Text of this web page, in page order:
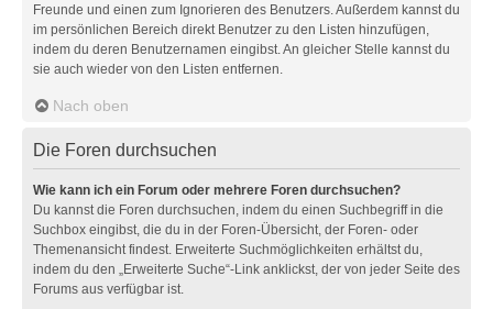
Freunde und einen zum Ignorieren des Benutzers. Außerdem kannst du
im persönlichen Bereich direkt Benutzer zu den Listen hinzufügen,
indem du deren Benutzernamen eingibst. An gleicher Stelle kannst du
sie auch wieder von den Listen entfernen.
Nach oben
Die Foren durchsuchen
Wie kann ich ein Forum oder mehrere Foren durchsuchen?
Du kannst die Foren durchsuchen, indem du einen Suchbegriff in die
Suchbox eingibst, die du in der Foren-Übersicht, der Foren- oder
Themenansicht findest. Erweiterte Suchmöglichkeiten erhältst du,
indem du den „Erweiterte Suche“-Link anklickst, der von jeder Seite des
Forums aus verfügbar ist.